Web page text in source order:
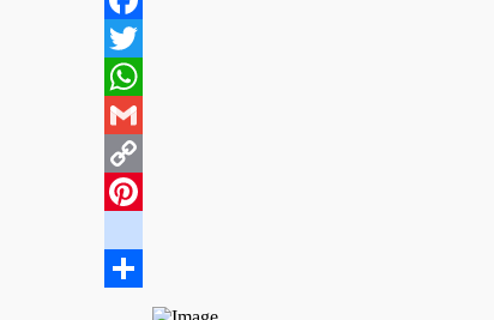
Facebook
Twitter
WhatsApp
Gmail
Copy
google_bookmarks
Compartir